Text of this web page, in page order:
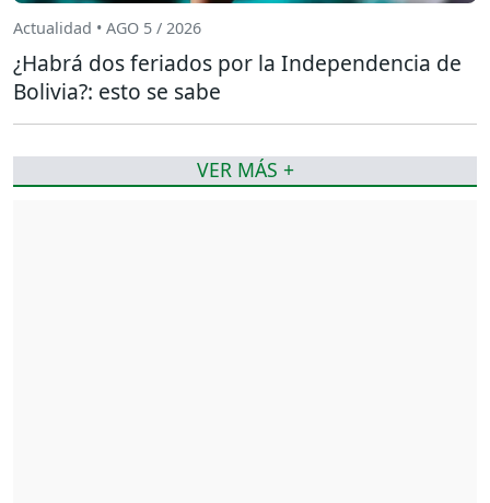
Actualidad • AGO 5 / 2026
¿Habrá dos feriados por la Independencia de
Bolivia?: esto se sabe
VER MÁS +